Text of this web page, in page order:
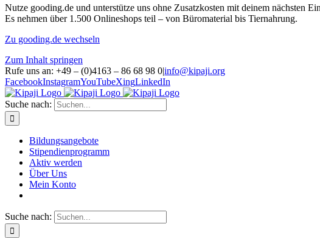
Nutze gooding.de und unterstütze uns ohne Zusatzkosten mit deinem nächsten
Es nehmen über 1.500 Onlineshops teil – von Büromaterial bis Tiernahrung.
Zu gooding.de wechseln
Zum Inhalt springen
Rufe uns an: +49 – (0)4163 – 86 68 98 0|info@kipaji.org
FacebookInstagramYouTubeXingLinkedIn
Suche nach:
Bildungsangebote
Stipendienprogramm
Aktiv werden
Über Uns
Mein Konto
Suche nach: